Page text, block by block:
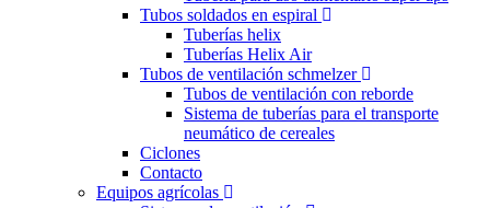
Tubos soldados en espiral
Tuberías helix
Tuberías Helix Air
Tubos de ventilación schmelzer
Tubos de ventilación con reborde
Sistema de tuberías para el transporte
neumático de cereales
Ciclones
Contacto
Equipos agrícolas